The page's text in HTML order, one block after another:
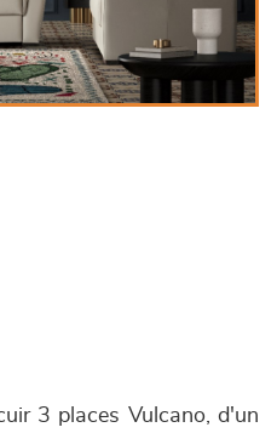
3 places Vulcano, d'un